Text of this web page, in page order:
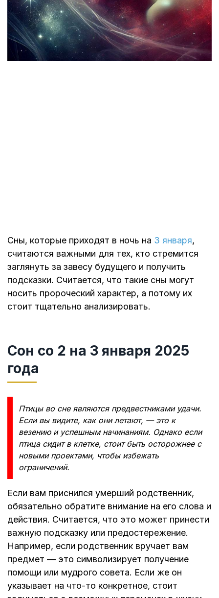
Сны, которые приходят в ночь на 3 января,
считаются важными для тех, кто стремится
заглянуть за завесу будущего и получить
подсказки. Считается, что такие сны могут
носить пророческий характер, а потому их
стоит тщательно анализировать.
Сон со 2 на 3 января 2025
года
Птицы во сне являются предвестниками удачи.
Если вы видите, как они летают, — это к
везению и успешным начинаниям. Однако если
птица сидит в клетке, стоит быть осторожнее с
новыми проектами, чтобы избежать
ограничений.
Если вам приснился умерший родственник,
обязательно обратите внимание на его слова и
действия. Считается, что это может принести
важную подсказку или предостережение.
Например, если родственник вручает вам
предмет — это символизирует получение
помощи или мудрого совета. Если же он
указывает на что-то конкретное, стоит